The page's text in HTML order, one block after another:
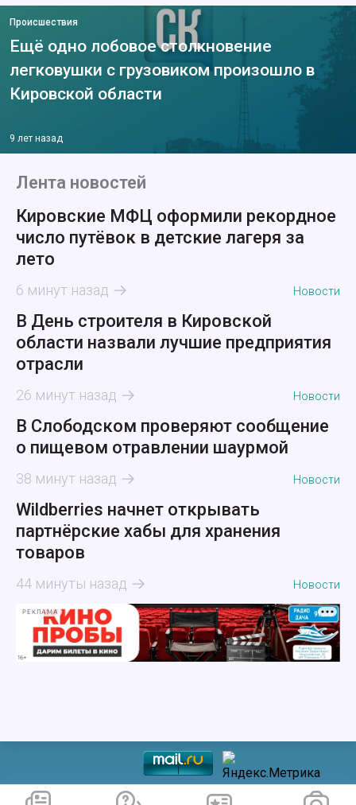
Происшествия
Ещё одно лобовое столкновение
легковушки с грузовиком произошло в
Кировской области
9 лет назад
Лента новостей
Кировские МФЦ оформили рекордное
число путёвок в детские лагеря за
лето
6 минут назад Новости
В День строителя в Кировской
области назвали лучшие предприятия
отрасли
26 минут назад Новости
В Слободском проверяют сообщение
о пищевом отравлении шаурмой
38 минут назад Новости
Wildberries начнет открывать
партнёрские хабы для хранения
товаров
44 минуты назад Новости
РЕКЛАМА